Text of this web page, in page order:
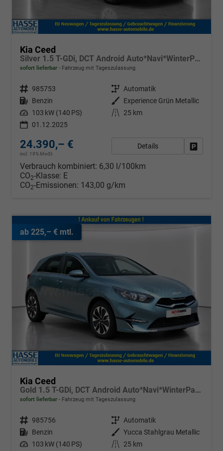
Kia Ceed
Silver 1.5 T-GDi, DCT Android Auto*Navi*WinterPak*Kamera*Klima*PDC hinten
sofort lieferbar Fahrzeug mit Tageszulassung
Fahrzeugnr. 985753 Getriebe Automatik
Kraftstoff Benzin Außenfarbe
Experience Grün Metallic
Leistung 103 kW (140 PS) Kilometerstand
25 km
01.12.2025
24.390,– €
incl. 19% MwSt.
Details
Verbrauch kombiniert: 6,30 l/100km
CO2-Klasse: E
CO2-Emissionen: 143,00 g/km
ab 225,– € mtl.
Kia Ceed
Gold 1.5 T-GDi, DCT Android Auto*Navi*WinterPak*Klimaauto*16"*Kamera*PrivacyGlas*
sofort lieferbar Fahrzeug mit Tageszulassung
Fahrzeugnr. 985756 Getriebe Automatik
Kraftstoff Benzin Außenfarbe Yucca Stahlgrau Metallic
Leistung 103 kW (140 PS) Kilometerstand
25 km